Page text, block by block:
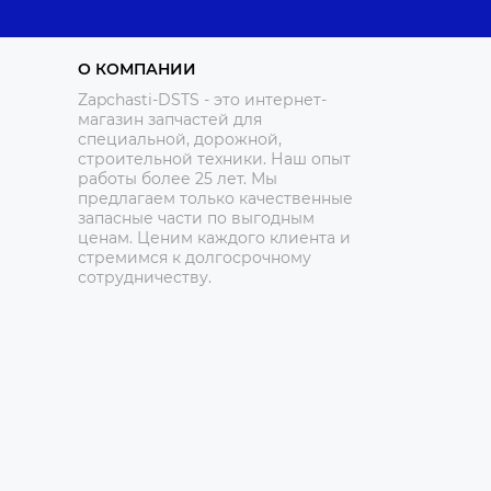
О КОМПАНИИ
Zapchasti-DSTS - это интернет-
магазин запчастей для
специальной, дорожной,
строительной техники. Наш опыт
работы более 25 лет. Мы
предлагаем только качественные
запасные части по выгодным
ценам. Ценим каждого клиента и
стремимся к долгосрочному
сотрудничеству.